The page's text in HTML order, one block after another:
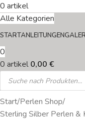
0 artikel
Alle Kategorien
STARTANLEITUNGEN
0
0 artikel 0,00 €
Start/Perlen Shop/
Sterling Silber Perlen &